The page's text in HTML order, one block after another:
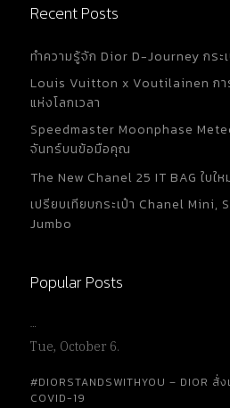
Recent Posts
ทำความรู้จัก Dior D-Journey กระ
Louis Vuitton x Voutilainen กา
แห่งโลกเวลา
Speedmaster Moonphase
จันทร์บนข้อมือคุณ
The New Chanel 25 IT BAG ใบใ
เปรียบเทียบกระเป๋า Chanel Mini,
Jumbo
Popular Posts
…
Tue, October 6.
#DIORSTANDSWITHYOU – DIOR
COVID-19